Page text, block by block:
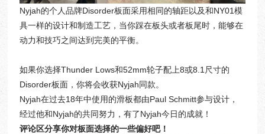
Nyjah的个人品牌Disorder板面采用相同的轴距以及和NY01模
具一样的设计和制造工艺，当你踩在板头或者板尾时，能够在
动力和技巧之间达到完美的平衡。
如果你选择Thunder Lows和52mm轮子配上8或8.1尺寸的
Disorder板面，你将会收获Nyjah同款。
Nyjah在过去18年中使用的滑板都由Paul Schmitt参与设计，
经过他和Nyjah的共同努力，有了Nyjah今日的成就！
评论区分享你对板面选择的一些偏好吧！